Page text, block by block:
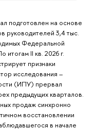
подготовлен на основе
руководителей 3,4 тыс.
Федеральной
итогам II кв. 2026 г.
признаки
исследования –
(ИПУ) прервал
предыдущих кварталов.
продаж синхронно
восстановлении
в начале